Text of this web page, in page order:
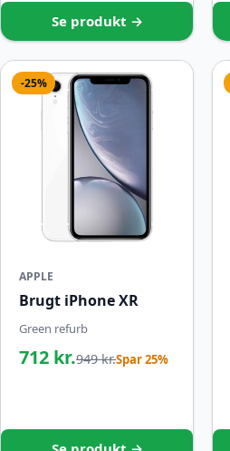
Se produkt →
-25%
APPLE
Brugt iPhone XR
Green refurb
712 kr.949 kr.Spar 25%